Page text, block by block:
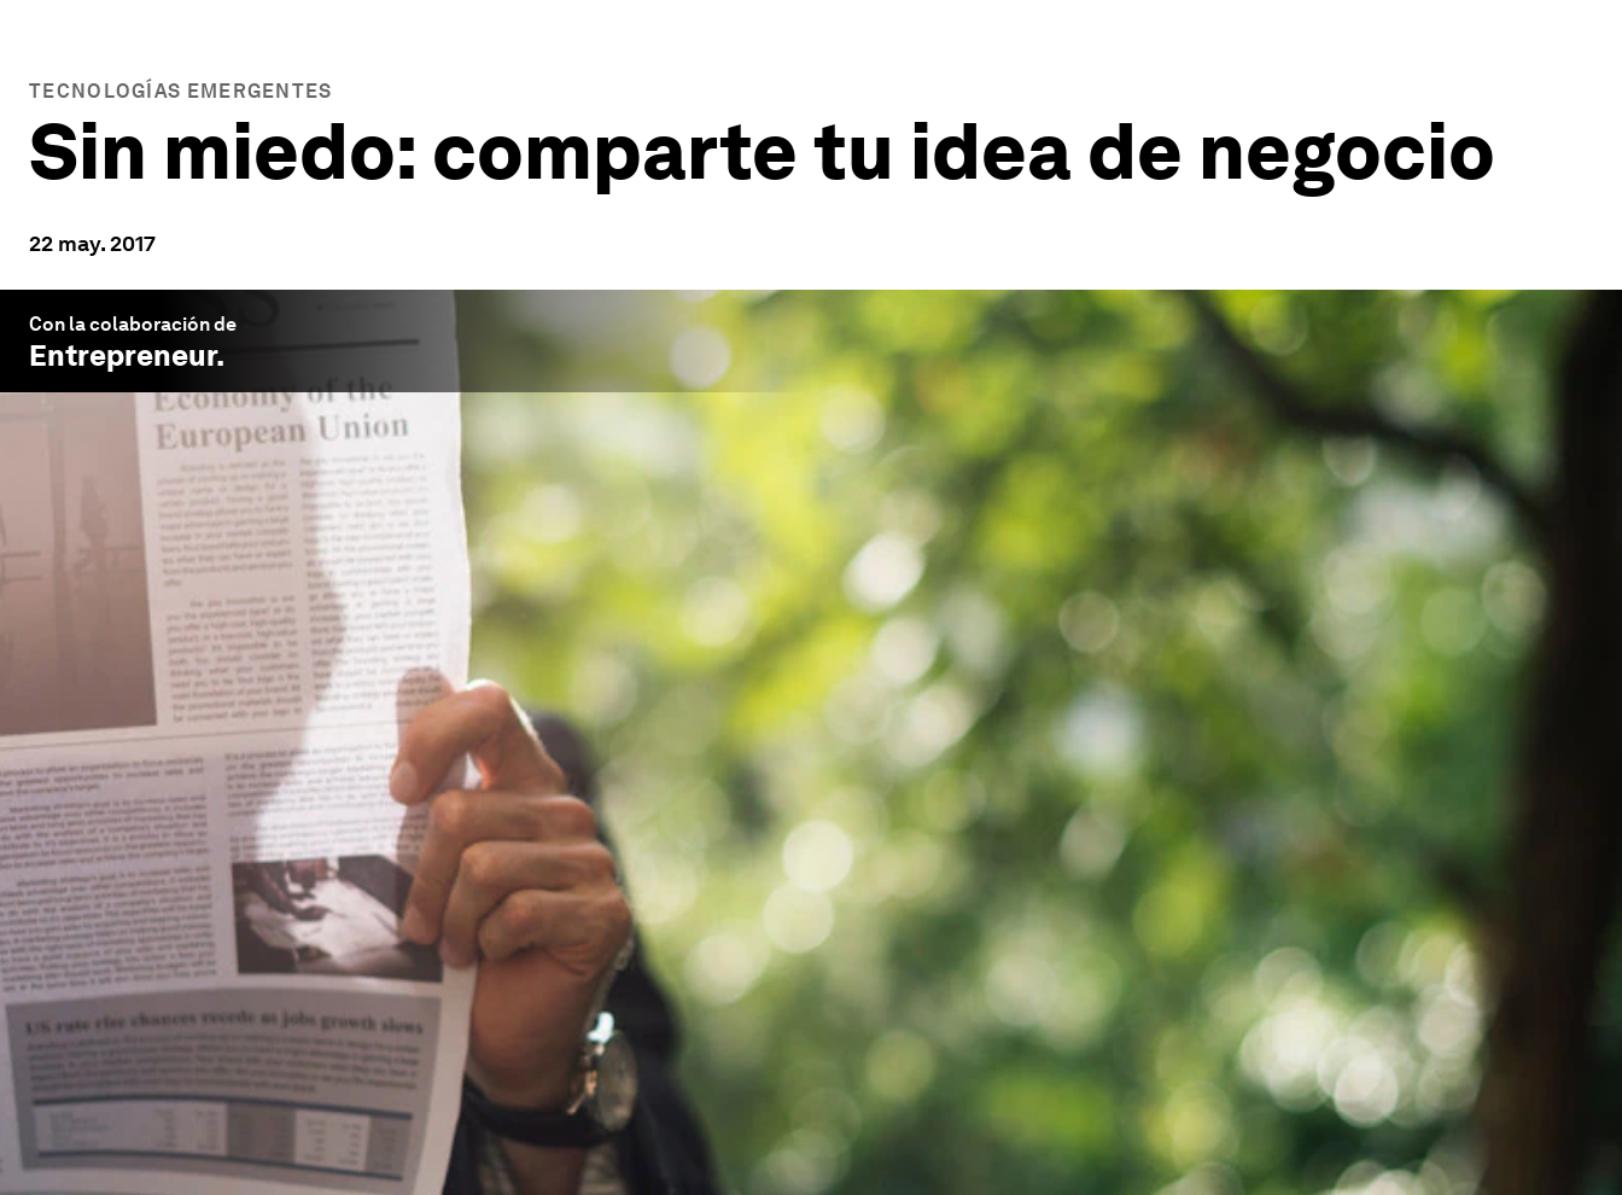
TECNOLOGÍAS EMERGENTES
Sin miedo: comparte tu idea de negocio
22 may. 2017
Con la colaboración de
Entrepreneur.